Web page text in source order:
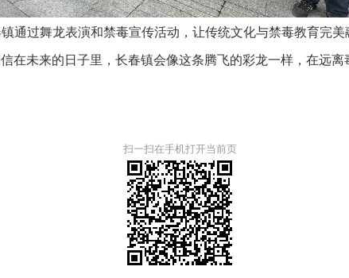
过舞龙表演和禁毒宣传活动，让传统文化与禁毒教育完
在未来的日子里，长春镇会像这条腾飞的彩龙一样，在远离
扫一扫在手机打开当前页